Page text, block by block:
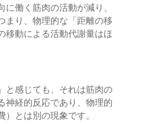
働く筋肉の活動が減り、
まり、物理的な「距離の移
移動による活動代謝量はほ
と感じても、それは筋肉の
神経的反応であり、物理的
とは別の現象です。